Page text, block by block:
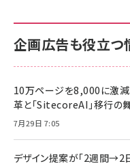
企画広告も役立つ
10万ページを8,000に激減
革と「SitecoreAI」移行の
7月29日 7:05
デザイン提案が「2週間→2